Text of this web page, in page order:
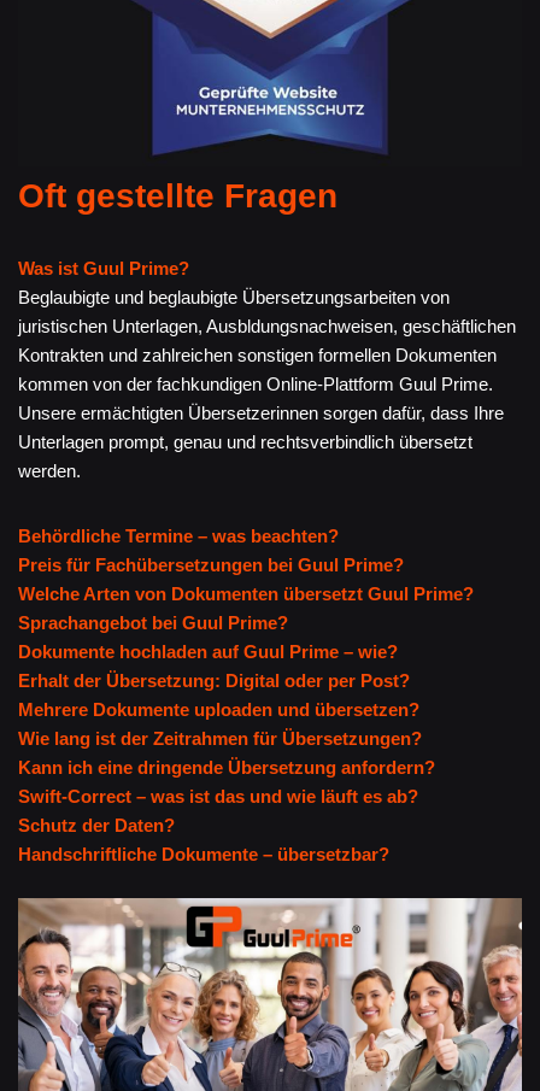
Oft gestellte Fragen
Was ist Guul Prime?
Beglaubigte und beglaubigte Übersetzungsarbeiten von
juristischen Unterlagen, Ausbldungsnachweisen, geschäftlichen
Kontrakten und zahlreichen sonstigen formellen Dokumenten
kommen von der fachkundigen Online-Plattform Guul Prime.
Unsere ermächtigten Übersetzerinnen sorgen dafür, dass Ihre
Unterlagen prompt, genau und rechtsverbindlich übersetzt
werden.
Behördliche Termine – was beachten?
Preis für Fachübersetzungen bei Guul Prime?
Welche Arten von Dokumenten übersetzt Guul Prime?
Sprachangebot bei Guul Prime?
Dokumente hochladen auf Guul Prime – wie?
Erhalt der Übersetzung: Digital oder per Post?
Mehrere Dokumente uploaden und übersetzen?
Wie lang ist der Zeitrahmen für Übersetzungen?
Kann ich eine dringende Übersetzung anfordern?
Swift-Correct – was ist das und wie läuft es ab?
Schutz der Daten?
Handschriftliche Dokumente – übersetzbar?